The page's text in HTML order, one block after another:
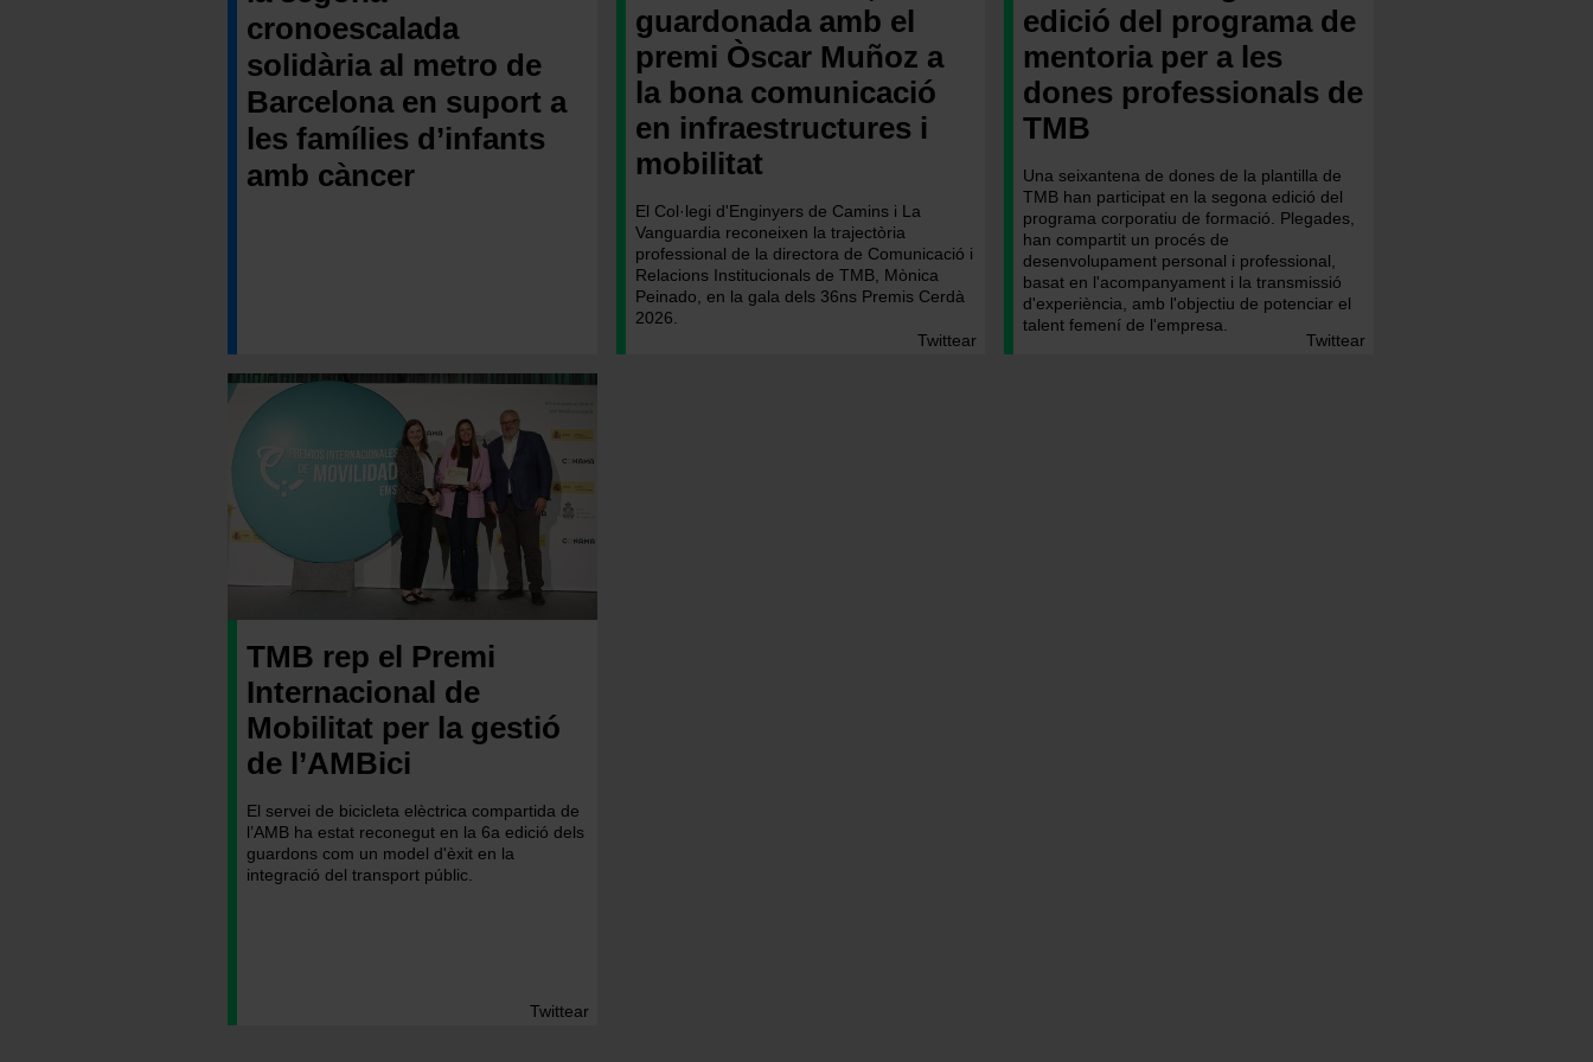
cronoescalada
solidària al metro de
Barcelona en suport a
les famílies d’infants
amb càncer
guardonada amb el
premi Òscar Muñoz a
la bona comunicació
en infraestructures i
mobilitat
El Col·legi d'Enginyers de Camins i La
Vanguardia reconeixen la trajectòria
professional de la directora de Comunicació i
Relacions Institucionals de TMB, Mònica
Peinado, en la gala dels 36ns Premis Cerdà
2026.
Twittear
edició del programa de
mentoria per a les
dones professionals de
TMB
Una seixantena de dones de la plantilla de
TMB han participat en la segona edició del
programa corporatiu de formació. Plegades,
han compartit un procés de
desenvolupament personal i professional,
basat en l'acompanyament i la transmissió
d'experiència, amb l'objectiu de potenciar el
talent femení de l'empresa.
Twittear
TMB rep el Premi
Internacional de
Mobilitat per la gestió
de l’AMBici
El servei de bicicleta elèctrica compartida de
l’AMB ha estat reconegut en la 6a edició dels
guardons com un model d'èxit en la
integració del transport públic.
Twittear